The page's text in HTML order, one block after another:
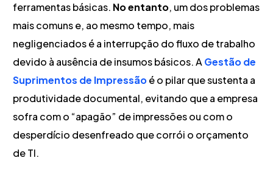
ferramentas básicas. No entanto, um dos problemas
mais comuns e, ao mesmo tempo, mais
negligenciados é a interrupção do fluxo de trabalho
devido à ausência de insumos básicos. AGestão de
Suprimentos de Impressãoé o pilar que sustenta a
produtividade documental, evitando que a empresa
sofra com o “apagão” de impressões ou com o
desperdício desenfreado que corrói o orçamento
de TI.